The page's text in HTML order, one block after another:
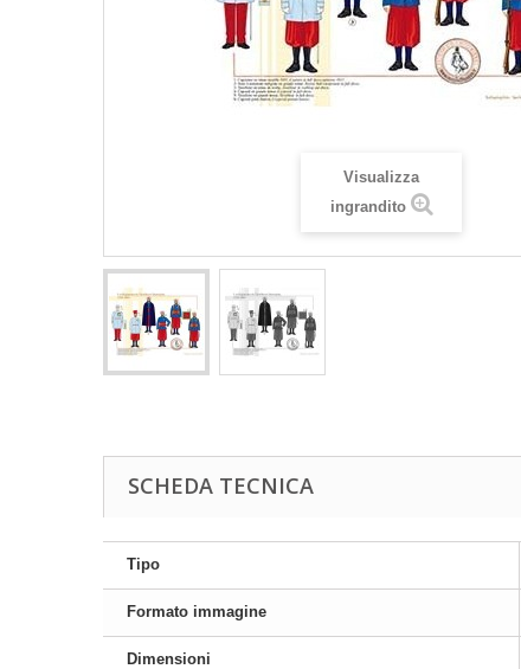
Visualizza
ingrandito
SCHEDA TECNICA
Tipo
Formato immagine
Dimensioni